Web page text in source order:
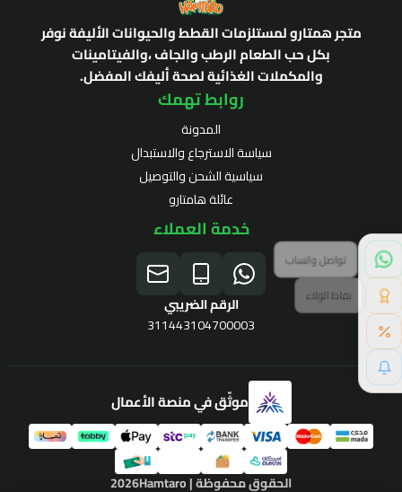
متجر همتارو لمستلزمات القطط والحيوانات الأليفة نوفر
بكل حب الطعام الرطب والجاف ،والفيتامينات
والمكملات الغذائية لصحة أليفك المفضل.
روابط تهمك
المدونة
سياسة الاسترجاع والاستبدال
سياسية الشحن والتوصيل
عائلة هامتارو
خدمة العملاء
الرقم الضريبي
311443104700003
موثّق في منصة الأعمال
الحقوق محفوظة | 2026Hamtaro
برنامج الولاء
نقاط الولاء